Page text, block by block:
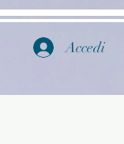
Accedi